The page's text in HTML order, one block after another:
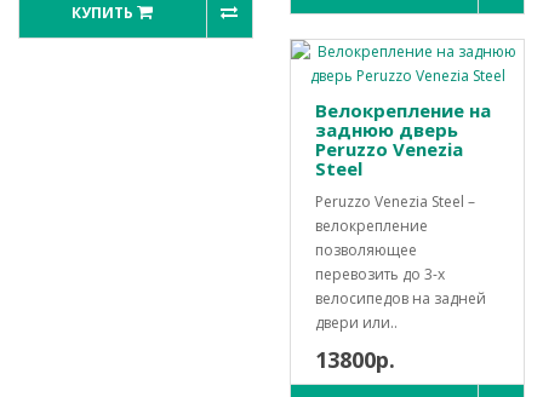
КУПИТЬ
Велокрепление на
заднюю дверь
Peruzzo Venezia
Steel
Peruzzo Venezia Steel –
велокрепление
позволяющее
перевозить до 3-х
велосипедов на задней
двери или..
13800р.